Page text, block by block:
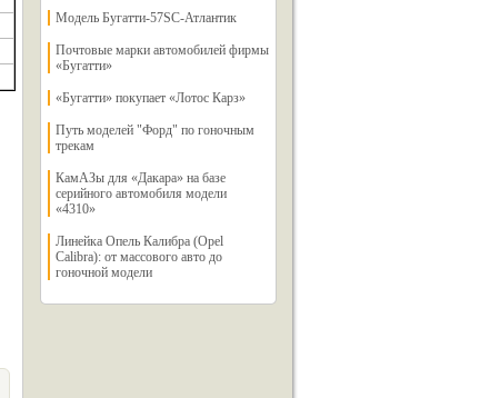
Модель Бугатти-57SC-Атлантик
Почтовые марки автомобилей фирмы
«Бугатти»
«Бугатти» покупает «Лотос Карз»
Путь моделей "Форд" по гоночным
трекам
КамАЗы для «Дакара» на базе
серийного автомобиля модели
«4310»
Линейка Опель Калибра (Opel
Calibra): от массового авто до
гоночной модели